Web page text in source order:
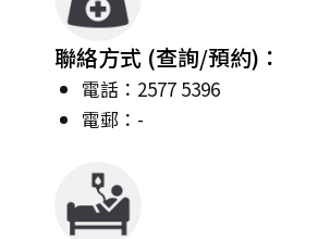
聯絡方式 (查詢/預約)：
電話：2577 5396
電郵：-